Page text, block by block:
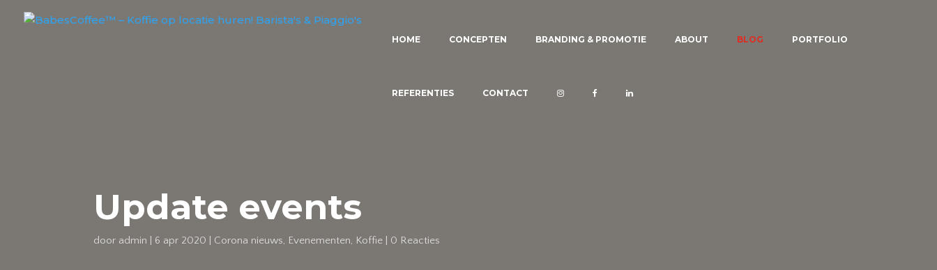
HOME CONCEPTEN BRANDING & PROMOTIE ABOUT BLOG PORTFOLIO
REFERENTIES CONTACT
Update events
door admin 6 apr 2020 Corona nieuws, Evenementen, Koffie 0 Reacties